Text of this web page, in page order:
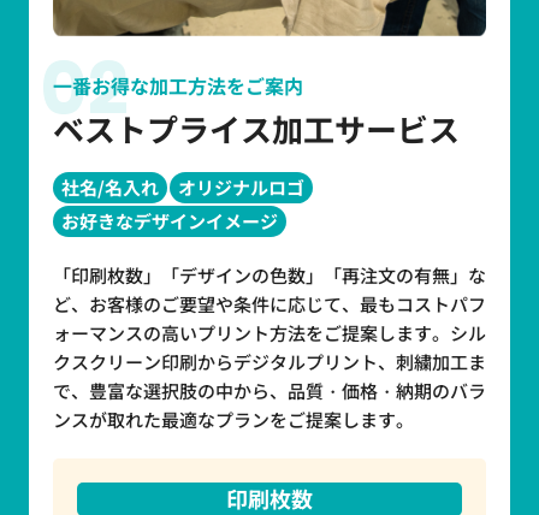
02
一番お得な加工方法をご案内
ベストプライス加工サービス
社名/名入れ
オリジナルロゴ
お好きなデザインイメージ
「印刷枚数」「デザインの色数」「再注文の有無」な
ど、お客様のご要望や条件に応じて、最もコストパフ
ォーマンスの高いプリント方法をご提案します。シル
クスクリーン印刷からデジタルプリント、刺繍加工ま
で、豊富な選択肢の中から、品質・価格・納期のバラ
ンスが取れた最適なプランをご提案します。
印刷枚数